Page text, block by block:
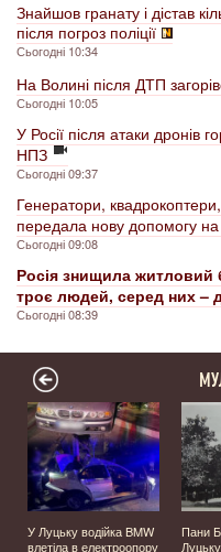
Знайшов гранату і дістав
після погроз поліції
Сьогодні 10:34
На Волині після ДТП
Сьогодні 10:05
У Росії після атаки дронів
НПЗ
Сьогодні 09:37
Генератори,
передала нову допомогу
Сьогодні 09:08
Росія знищила житловий
троє людей, серед них –
Сьогодні 08:39
У Луцьку водійка BMW
влетіла в електроопору
Пани